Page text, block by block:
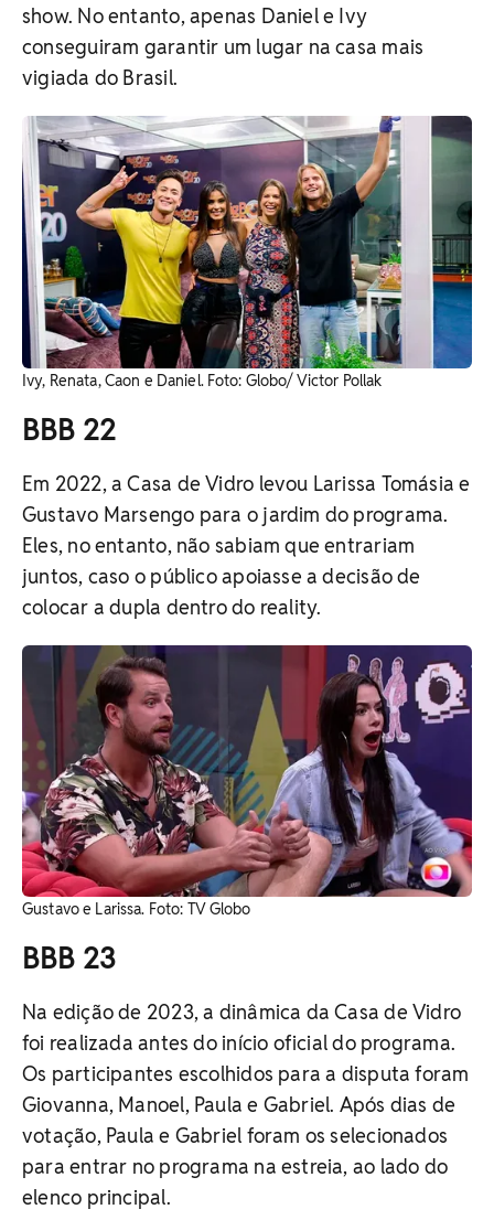
show. No entanto, apenas Daniel e Ivy
conseguiram garantir um lugar na casa mais
vigiada do Brasil.
Ivy, Renata, Caon e Daniel. Foto: Globo/ Victor Pollak
BBB 22
Em 2022, a Casa de Vidro levou Larissa Tomásia e
Gustavo Marsengo para o jardim do programa.
Eles, no entanto, não sabiam que entrariam
juntos, caso o público apoiasse a decisão de
colocar a dupla dentro do reality.
Gustavo e Larissa. Foto: TV Globo
BBB 23
Na edição de 2023, a dinâmica da Casa de Vidro
foi realizada antes do início oficial do programa.
Os participantes escolhidos para a disputa foram
Giovanna, Manoel, Paula e Gabriel. Após dias de
votação, Paula e Gabriel foram os selecionados
para entrar no programa na estreia, ao lado do
elenco principal.